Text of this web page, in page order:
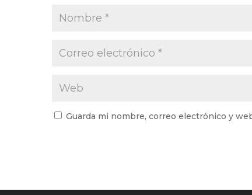
Guarda mi nombre, correo electrónico y